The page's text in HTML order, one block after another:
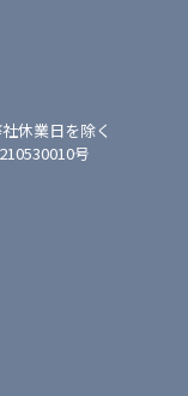
休業日を除く
号